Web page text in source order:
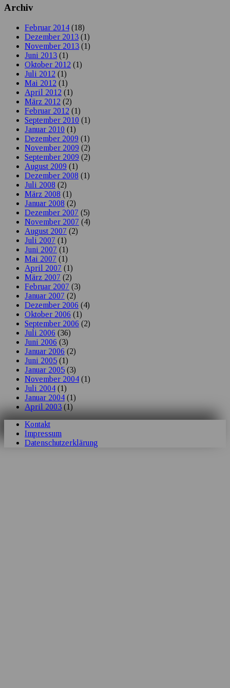
Archiv
Februar 2014 (18)
Dezember 2013 (1)
November 2013 (1)
Juni 2013 (1)
Oktober 2012 (1)
Juli 2012 (1)
Mai 2012 (1)
April 2012 (1)
März 2012 (2)
Februar 2012 (1)
September 2010 (1)
Januar 2010 (1)
Dezember 2009 (1)
November 2009 (2)
September 2009 (2)
August 2009 (1)
Dezember 2008 (1)
Juli 2008 (2)
März 2008 (1)
Januar 2008 (2)
Dezember 2007 (5)
November 2007 (4)
August 2007 (2)
Juli 2007 (1)
Juni 2007 (1)
Mai 2007 (1)
April 2007 (1)
März 2007 (2)
Februar 2007 (3)
Januar 2007 (2)
Dezember 2006 (4)
Oktober 2006 (1)
September 2006 (2)
Juli 2006 (36)
Juni 2006 (3)
Januar 2006 (2)
Juni 2005 (1)
Januar 2005 (3)
November 2004 (1)
Juli 2004 (1)
Januar 2004 (1)
April 2003(1)
Kontakt
Impressum
Datenschutzerklärung